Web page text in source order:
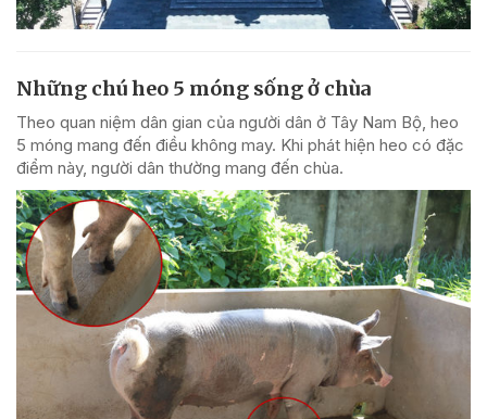
Những chú heo 5 móng sống ở chùa
Theo quan niệm dân gian của người dân ở Tây Nam Bộ, heo
5 móng mang đến điều không may. Khi phát hiện heo có đặc
điểm này, người dân thường mang đến chùa.